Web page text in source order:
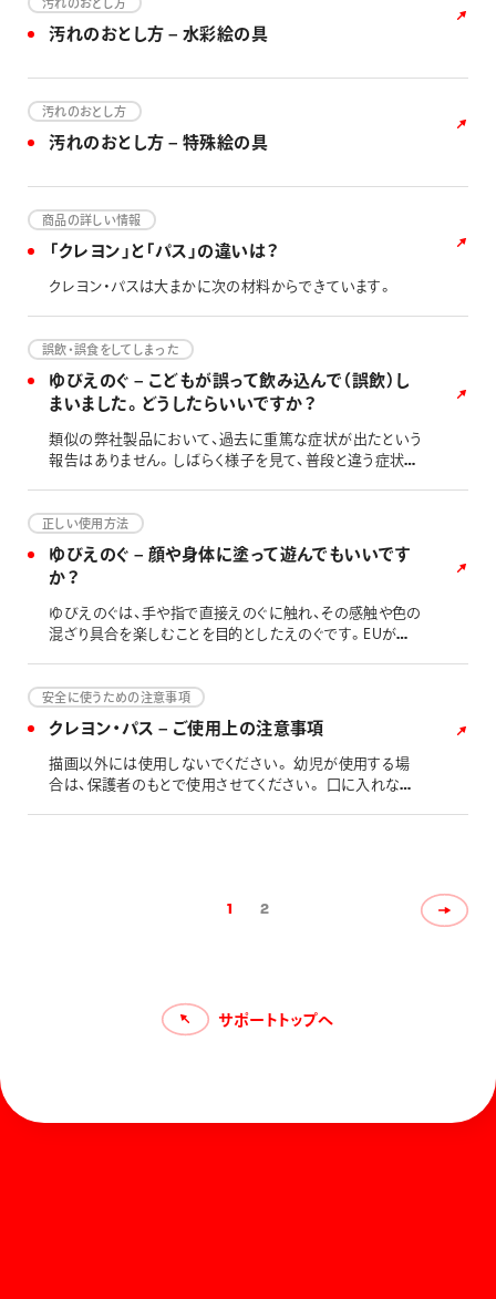
汚れのおとし方
汚れのおとし方 – 水彩絵の具
汚れのおとし方
汚れのおとし方 – 特殊絵の具
商品の詳しい情報
「クレヨン」と「パス」の違いは？
クレヨン・パスは大まかに次の材料からできています。
誤飲・誤食をしてしまった
ゆびえのぐ – こどもが誤って飲み込んで（誤飲）し
まいました。どうしたらいいですか？
類似の弊社製品において、過去に重篤な症状が出たという
報告はありません。しばらく様子を見て、普段と違う症状が
れています。口に残っている場合がありますので、水でよく
すすぎ、うがいをするか、濡れた布等でお口の中をふきとっ
てください。 なお、本製品は、欧州玩具安全指令EN71-3の
基準を満たす配合です。EN71-3では､子供が誤って飲み込
んだ場合を想定して､重金属19物質（17元素）に対して､溶
出量の基準値を設けています。19物質（17元素）とは、国際
のほかに、アルミニウム、ホウ素、コバルト、銅、マンガン、
アレルギーに関しては、ご使用いただく前にかかりつけ医
にご相談頂きますようお願いいたします。
正しい使用方法
ゆびえのぐ – 顔や身体に塗って遊んでもいいです
か？
ゆびえのぐは、手や指で直接えのぐに触れ、その感触や色の
混ざり具合を楽しむことを目的としたえのぐです。EUが定
し、様々な要求事項が定められています。このえのぐは、そ
の要求事項を満たしていますが、手指以外の身体や顔への
ペイントにはおすすめできません。手だけでご使用下さ
い。
安全に使うための注意事項
クレヨン・パス – ご使用上の注意事項
描画以外には使用しないでください。 幼児が使用する場
合は、保護者のもとで使用させてください。 口に入れない
1 2
サポートトップへ